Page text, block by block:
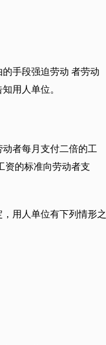
手段强迫劳动 者劳动
用人单位。
者每月支付二倍的工
资的标准向劳动者支
用人单位有下列情形之